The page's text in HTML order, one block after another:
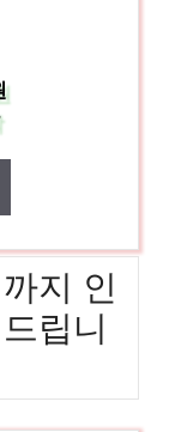
지 인
립니